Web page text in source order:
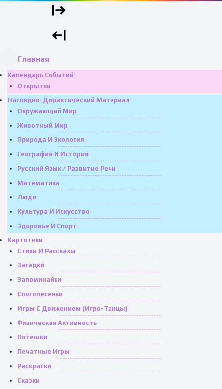
Главная
Календарь Событий
Открытки
Наглядно-Дидактический Материал
Окружающий Мир
Животный Мир
Природа И Экология
География И История
Русский Язык / Развитие Речи
Математика
Люди
Культура И Искусство
Здоровье И Спорт
Картотеки
Стихи И Рассказы
Загадки
Запоминайки
Слогопесенки
Игры С Движением (игро-Танцы)
Физическая Активность
Потешки
Печатные Игры
Раскраски
Сказки